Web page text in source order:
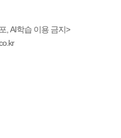
, AI학습 이용 금지>